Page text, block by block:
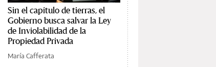
Sin el capítulo de tierras, el
Gobierno busca salvar la Ley
de Inviolabilidad de la
Propiedad Privada
María Cafferata